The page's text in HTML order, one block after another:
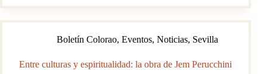
memoria
de
diáspora
Boletín Colorao,Eventos,Noticias, Sevilla
Entre culturas y espiritualidad: la obra de Jem Perucchini